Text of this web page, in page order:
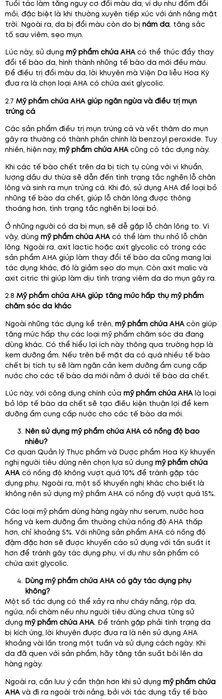
Tuổi tác làm tăng nguy cơ đổi màu da, ví dụ như đốm đồi
mồi, đặc biệt là khi thường xuyên tiếp xúc với ánh nắng mặt
trời. Ngoài ra, da bị đổi màu còn do bị nám da, tăng sắc
tố sau viêm, sẹo mụn.
Lúc này, sử dụng mỹ phẩm chứa AHA có thể thúc đẩy thay
đổi tế bào da, hình thành những tế bào da mới đều màu.
Để điều trị đổi màu da, lời khuyên mà Viện Da liễu Hoa Kỳ
đưa ra là chọn loại AHA có chứa axit glycolic.
2.7 Mỹ phẩm chứa AHA giúp ngăn ngừa và điều trị mụn
trứng cá
Các sản phẩm điều trị mụn trứng cá và vết thâm do mụn
gây ra thường có thành phần chính là benzoyl peroxide. Tuy
nhiên, hiện nay, mỹ phẩm chứa AHA cũng có tác dụng này.
Khi các tế bào chết trên da bị tích tụ cùng với vi khuẩn,
lượng dầu dư thừa sẽ dẫn đến tình trạng tắc nghẽn lỗ chân
lông và sinh ra mụn trứng cá. Khi đó, sử dụng AHA để loại bỏ
những tế bào da chết, giúp lỗ chân lông được thông
thoáng hơn, tình trạng tắc nghẽn bị loại bỏ.
Ở những người có da bị mụn, sẽ dễ gặp lỗ chân lông to. Vì
vậy, dùng mỹ phẩm chứa AHA có thể làm thu nhỏ lỗ chân
lông. Ngoài ra, axit lactic hoặc axit glycolic có trong các
sản phẩm AHA giúp làm thay đổi tế bào da cũng mang lại
tác dụng khác, đó là giảm sẹo do mụn. Còn axit malic và
axit citric thì giúp làm dịu tình trạng viêm da do mụn gây ra.
2.8 Mỹ phẩm chứa AHA giúp tăng mức hấp thụ mỹ phẩm
chăm sóc da khác
Ngoài những tác dụng kể trên, mỹ phẩm chứa AHA còn giúp
tăng mức hấp thụ các loại mỹ phẩm chăm sóc da đang
dùng khác. Có thể hiểu lợi ích này thông qua trường hợp là
kem dưỡng ẩm. Nếu trên bề mặt da có quá nhiều tế bào
chết bị tích tụ sẽ làm ngăn cản kem dưỡng ẩm cung cấp
nước cho các tế bào da mới nằm ở dưới tế bào da chết.
Lúc này, với công dụng chính của mỹ phẩm chứa AHA là loại
bỏ lớp tế bào da chết sẽ tạo điều kiện thuận lợi để kem
dưỡng ẩm cung cấp nước cho các tế bào da mới.
Nên sử dụng mỹ phẩm chứa AHA có nồng độ bao
nhiêu?
Cơ quan Quản lý Thực phẩm và Dược phẩm Hoa Kỳ khuyến
nghị người tiêu dùng nên chọn lựa sử dụng mỹ phẩm chứa
AHA có nồng độ không vượt quá 10% để tránh gặp tác
dụng phụ. Ngoài ra, một số khuyến nghị khác cho biết là
không nên sử dụng mỹ phẩm AHA có nồng độ vượt quá 15%.
Các loại mỹ phẩm dùng hàng ngày như serum, nước hoa
hồng và kem dưỡng ẩm thường chứa nồng độ AHA thấp
hơn, chỉ khoảng 5%. Với những sản phẩm AHA có nồng độ
đậm đặc hơn sẽ được khuyến cáo sử dụng với tần suất ít
hơn để tránh gây tác dụng phụ, ví dụ như sản phẩm có
chứa axit glycolic.
Dùng mỹ phẩm chứa AHA có gây tác dụng phụ
không?
Một số tác dụng có thể xảy ra như cháy nắng, rộp da,
ngứa, nổi chàm nếu như người tiêu dùng chưa từng sử
dụng mỹ phẩm chứa AHA. Để tránh gặp phải tình trạng da
bị kích ứng, lời khuyên được đưa ra là nên sử dụng AHA
khoảng vài lần trong một tuần và sử dụng cách ngày. Khi
da đã quen với sản phẩm, hãy tăng tần suất bôi lên da
hàng ngày.
Ngoài ra, cần lưu ý cẩn thận hơn khi sử dụng mỹ phẩm chứa
AHA và đi ra ngoài trời nắng, bởi với tác dụng tẩy tế bào